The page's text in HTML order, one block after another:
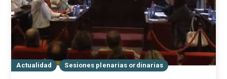
Actualidad Sesiones plenarias ordinarias